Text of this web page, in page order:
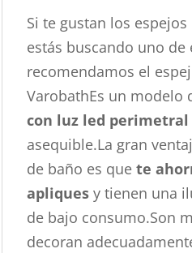
Si te gustan los
estás buscando uno de
recomendamos el
VarobathEs un modelo
con luz led perimetral
asequible.La gran
de baño es que te
apliques y tienen una
de bajo consumo.Son
decoran